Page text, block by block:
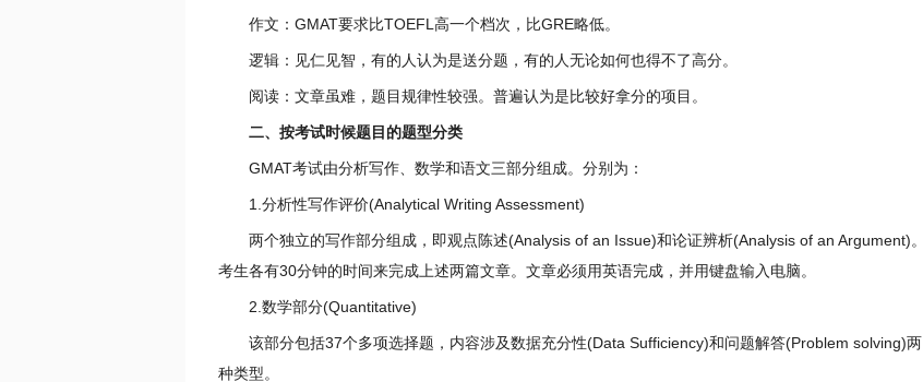
作文：GMAT要求比TOEFL高一个档次，比GRE略低。
逻辑：见仁见智，有的人认为是送分题，有的人无论如何也得不了高分。
阅读：文章虽难，题目规律性较强。普遍认为是比较好拿分的项目。
二、按考试时候题目的题型分类
GMAT考试由分析写作、数学和语文三部分组成。分别为：
1.分析性写作评价(Analytical Writing Assessment)
两个独立的写作部分组成，即观点陈述(Analysis of an Issue)和论证辨析(Analysis of an Argument)。
考生各有30分钟的时间来完成上述两篇文章。文章必须用英语完成，并用键盘输入电脑。
2.数学部分(Quantitative)
该部分包括37个多项选择题，内容涉及数据充分性(Data Sufficiency)和问题解答(Problem solving)两
种类型。